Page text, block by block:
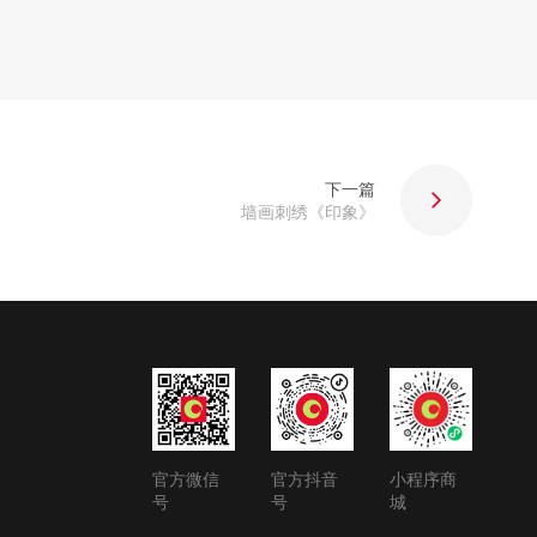
下一篇
墙画刺绣《印象》
官方微信
号
官方抖音
号
小程序商
城